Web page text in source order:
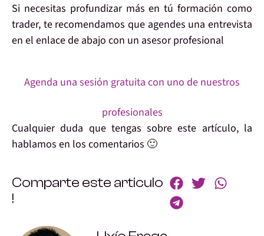
Si necesitas profundizar más en tú formación como
trader, te recomendamos que agendes una entrevista
en el enlace de abajo con un asesor profesional
Agenda una sesión gratuita con uno de nuestros
profesionales
Cualquierduda que tengas sobre este artículo, la
hablamos en los comentarios 🙂
Comparte este articulo
!